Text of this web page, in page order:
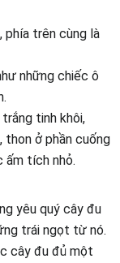
phía trên cùng là
những chiếc ô
tinh khôi,
thon ở phần cuống
ấm tích nhỏ.
yêu quý cây đu
trái ngọt từ nó.
cây đu đủ một